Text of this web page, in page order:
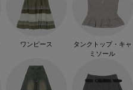
ワンピース
タンクトップ・キャ
ミソール